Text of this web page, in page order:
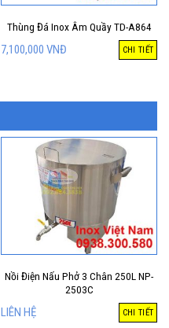
Thùng Đá Inox Âm Quầy TD-A864
7,100,000 VNĐ CHI TIẾT
Nồi Điện Nấu Phở 3 Chân 250L NP-
2503C
LIÊN HỆ CHI TIẾT